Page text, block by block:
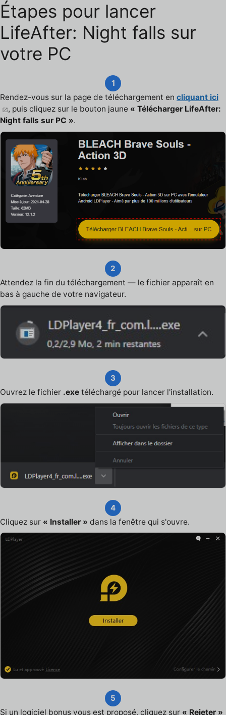
Étapes pour lancer
LifeAfter: Night falls sur
votre PC
1
Rendez-vous sur la page de téléchargement en cliquant ici
, puis cliquez sur le bouton jaune « Télécharger LifeAfter:
Night falls sur PC ».
2
Attendez la fin du téléchargement — le fichier apparaît en
bas à gauche de votre navigateur.
3
Ouvrez le fichier .exe téléchargé pour lancer l'installation.
4
Cliquez sur « Installer » dans la fenêtre qui s'ouvre.
5
Si un logiciel bonus vous est proposé, cliquez sur « Rejeter »